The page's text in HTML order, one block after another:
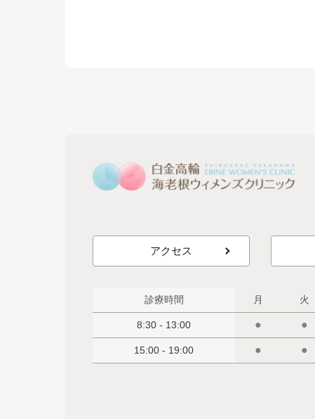
アクセス
診療時間 月 火
8:30 - 13:00 ● ●
15:00 - 19:00 ● ●